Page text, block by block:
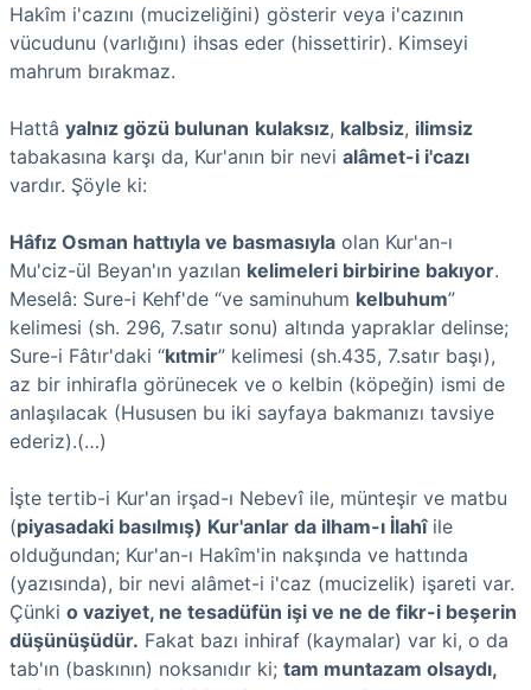
Hakîm i'cazını (mucizeliğini) gösterir veya i'cazının
vücudunu (varlığını) ihsas eder (hissettirir). Kimseyi
mahrum bırakmaz.
Hattâ yalnız gözü bulunan kulaksız, kalbsiz, ilimsiz
tabakasına karşı da, Kur'anın bir nevi alâmet-i i'cazı
vardır. Şöyle ki:
Hâfız Osman hattıyla ve basmasıyla olan Kur'an-ı
Mu'ciz-ül Beyan'ın yazılan kelimeleri birbirine bakıyor.
Meselâ: Sure-i Kehf'de “ve saminuhum kelbuhum”
kelimesi (sh. 296, 7.satır sonu) altında yapraklar delinse;
Sure-i Fâtır'daki “kıtmir” kelimesi (sh.435, 7.satır başı),
az bir inhirafla görünecek ve o kelbin (köpeğin) ismi de
anlaşılacak (Hususen bu iki sayfaya bakmanızı tavsiye
ederiz).(…)
İşte tertib-i Kur'an irşad-ı Nebevî ile, münteşir ve matbu
(piyasadaki basılmış) Kur'anlar da ilham-ı İlahîile
olduğundan; Kur'an-ı Hakîm'in nakşında ve hattında
(yazısında), bir nevi alâmet-i i'caz (mucizelik) işareti var.
Çünki o vaziyet, ne tesadüfün işi ve ne de fikr-i beşerin
düşünüşüdür. Fakat bazı inhiraf (kaymalar) var ki, o da
tab'ın (baskının) noksanıdır ki; tam muntazam olsaydı,